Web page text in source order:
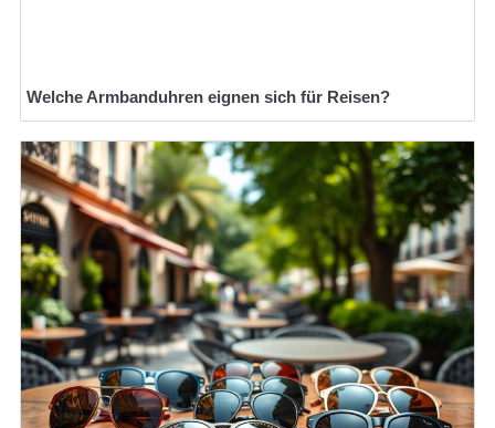
Welche Armbanduhren eignen sich für Reisen?